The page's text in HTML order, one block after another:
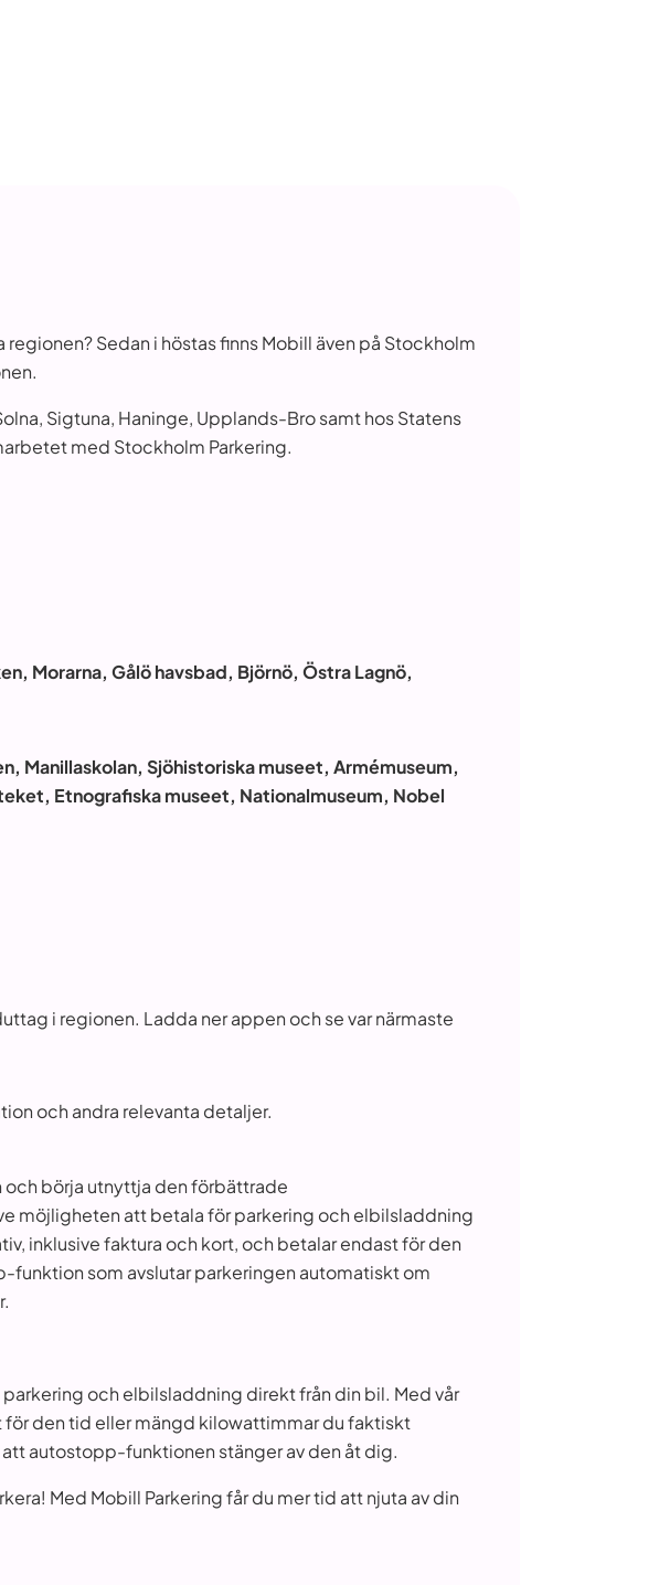
Sedan i höstas finns Mobill även på Stockholm
Sigtuna, Haninge, Upplands-Bro samt hos Statens
med Stockholm Parkering.
Morarna, Gålö havsbad, Björnö, Östra Lagnö,
Manillaskolan, Sjöhistoriska museet, Armémuseum,
Etnografiska museet, Nationalmuseum, Nobel
i regionen. Ladda ner appen och se var närmaste
och andra relevanta detaljer.
och börja utnyttja den förbättrade
möjligheten att betala för parkering och elbilsladdning
inklusive faktura och kort, och betalar endast för den
som avslutar parkeringen automatiskt om
och elbilsladdning direkt från din bil. Med vår
den tid eller mängd kilowattimmar du faktiskt
autostopp-funktionen stänger av den åt dig.
Med Mobill Parkering får du mer tid att njuta av din